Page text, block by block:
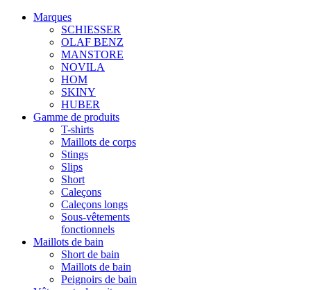
Marques
SCHIESSER
OLAF BENZ
MANSTORE
NOVILA
HOM
SKINY
HUBER
Gamme de produits
T-shirts
Maillots de corps
Stings
Slips
Short
Caleçons
Caleçons longs
Sous-vêtements
fonctionnels
Maillots de bain
Short de bain
Maillots de bain
Peignoirs de bain